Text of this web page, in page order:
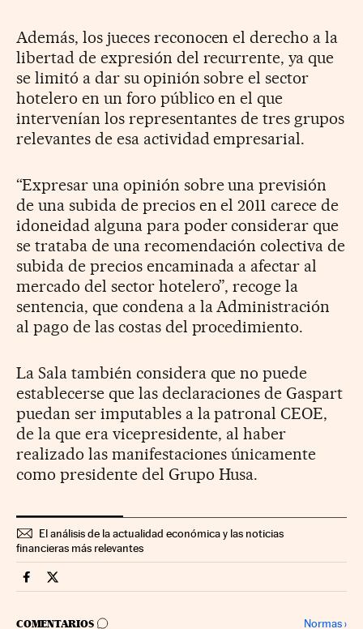
Además, los jueces reconocen el derecho a la
libertad de expresión del recurrente, ya que
se limitó a dar su opinión sobre el sector
hotelero en un foro público en el que
intervenían los representantes de tres grupos
relevantes de esa actividad empresarial.
“Expresar una opinión sobre una previsión
de una subida de precios en el 2011 carece de
idoneidad alguna para poder considerar que
se trataba de una recomendación colectiva de
subida de precios encaminada a afectar al
mercado del sector hotelero”, recoge la
sentencia, que condena a la Administración
al pago de las costas del procedimiento.
La Sala también considera que no puede
establecerse que las declaraciones de Gaspart
puedan ser imputables a la patronal CEOE,
de la que era vicepresidente, al haber
realizado las manifestaciones únicamente
como presidente del Grupo Husa.
El análisis de la actualidad económica y las noticias
financieras más relevantes
Companias Cinco Días en Facebook
Companias Cinco Días en Twitter
COMENTARIOS
IR A LOS COMENTARIOS Normas›